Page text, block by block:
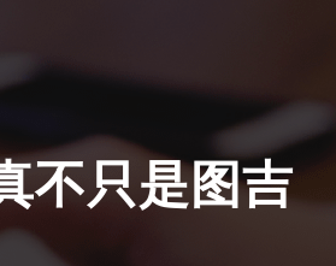
不只是图吉